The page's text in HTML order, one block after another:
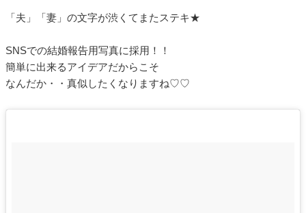
「夫」「妻」の文字が渋くてまたステキ★
SNSでの結婚報告用写真に採用！！
簡単に出来るアイデアだからこそ
なんだか・・真似したくなりますね♡♡